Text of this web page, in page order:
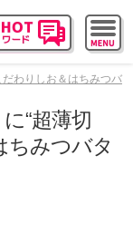
わりしお＆はちみつバ
“超薄切
みつバタ